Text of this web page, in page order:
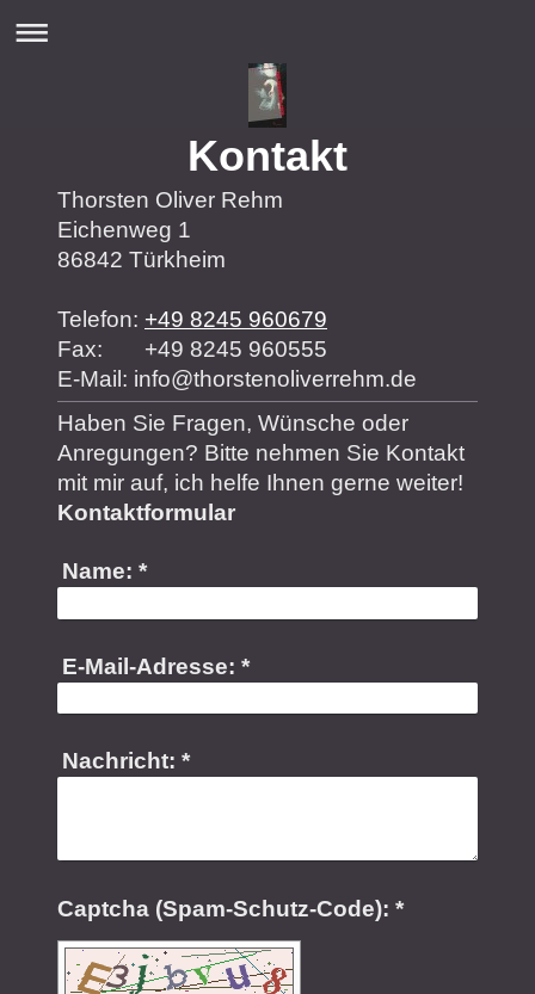
Kontakt
Thorsten Oliver Rehm
Eichenweg 1
86842 Türkheim
Telefon: +49 8245 960679
Fax: +49 8245 960555
E-Mail: info@thorstenoliverrehm.de
Haben Sie Fragen, Wünsche oder
Anregungen? Bitte nehmen Sie Kontakt
mit mir auf, ich helfe Ihnen gerne weiter!
Kontaktformular
Name: *
E-Mail-Adresse: *
Nachricht: *
Captcha (Spam-Schutz-Code): *